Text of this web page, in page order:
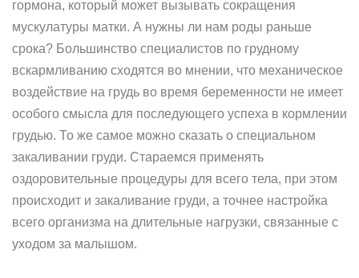
гормона, который может вызывать сокращения
мускулатуры матки. А нужны ли нам роды раньше
срока? Большинство специалистов по грудному
вскармливанию сходятся во мнении, что механическое
воздействие на грудь во время беременности не имеет
особого смысла для последующего успеха в кормлении
грудью. То же самое можно сказать о специальном
закаливании груди. Стараемся применять
оздоровительные процедуры для всего тела, при этом
происходит и закаливание груди, а точнее настройка
всего организма на длительные нагрузки, связанные с
уходом за малышом.